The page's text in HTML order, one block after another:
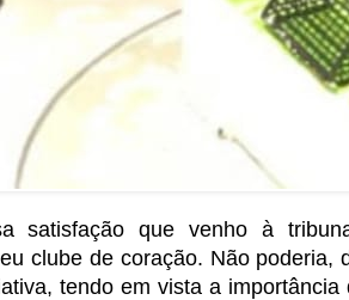
satisfação que venho à
clube de coração. Não poderia,
tendo em vista a importância